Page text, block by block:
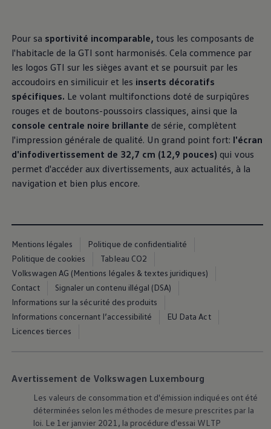
-> Action de rappel des moteurs diesel EA189
-> Informations sur les pneumatiques
-> Garantie
-> WLTP
-> Mises à jour logicielles
ID. Mise à jour du logiciel
Mise à jour GPS
Mises à jour logicielles pour véhicules
-> Rappel de sécurité des airbags Takata
-> Payez votre parking
Innovations Volkswagen
Options numériques
Connecter un téléphone mobile au véhicule
Trouver des services pour votre modèle
Réseau Volkswagen Luxembourg
Recherche de concessionnaire
75 ans de Volkswagen au Luxembourg
Véhicules en stock
Pour sa sportivité incomparable, tous les composants de
l'habitacle de la GTI sont harmonisés. Cela commence par
les logos GTI sur les sièges avant et se poursuit par les
accoudoirs en similicuir et les inserts décoratifs
spécifiques. Le volant multifonctions doté de surpiqûres
rouges et de boutons-poussoirs classiques, ainsi que la
console centrale noire brillante de série, complètent
l'impression générale de qualité. Un grand point fort: l'écran
d'infodivertissement de 32,7 cm (12,9 pouces) qui vous
permet d'accéder aux divertissements, aux actualités, à la
navigation et bien plus encore.
Mentions légales
Politique de confidentialité
Politique de cookies
Tableau CO2
Volkswagen AG (Mentions légales & textes juridiques)
Contact
Signaler un contenu illégal (DSA)
Informations sur la sécurité des produits
Informations concernant l’accessibilité
EU Data Act
Licences tierces
Avertissement de Volkswagen Luxembourg
Les valeurs de consommation et d'émission indiquées ont été
déterminées selon les méthodes de mesure prescrites par la
loi. Le 1er janvier 2021, la procédure d'essai WLTP